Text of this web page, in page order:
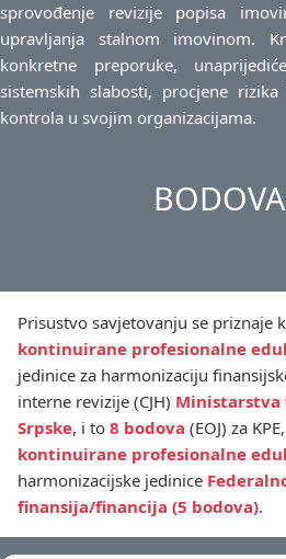
sprovođenje revizije popisa
upravljanja stalnom imovinom.
konkretne preporuke,
sistemskih slabosti, procjene
kontrola u svojim organizacijama.
Prisustvo savjetovanju se priznaje
kontinuirane profesionalne
jedinice za harmonizaciju
interne revizije (CJH) Ministarstva
Srpske, i to 8 bodova (EOJ) za
kontinuirane profesionalne
harmonizacijske jedinice
finansija/financija (5 bodova).